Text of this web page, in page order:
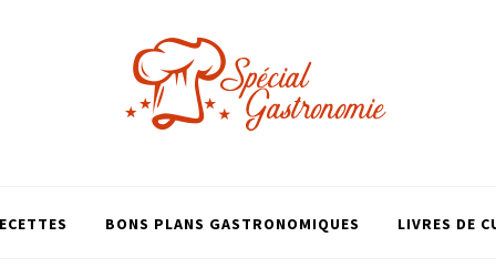
BONS PLANS GASTRONOMIQUES LIVRES DE